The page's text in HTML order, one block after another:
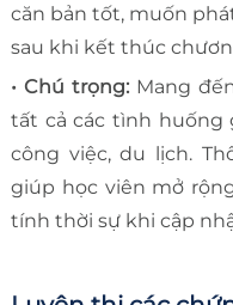
căn bản tốt, muốn
sau khi kết thúc
• Chú trọng: Mang
tất cả các tình huống
công việc, du lịch.
giúp học viên mở
tính thời sự khi cập